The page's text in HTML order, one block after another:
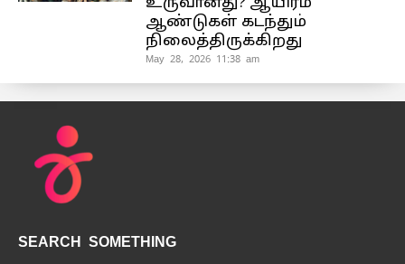
ஆண்டுகள் கடந்தும்
நிலைத்திருக்கிறது
May 28, 2026 11:38 am
SEARCH SOMETHING